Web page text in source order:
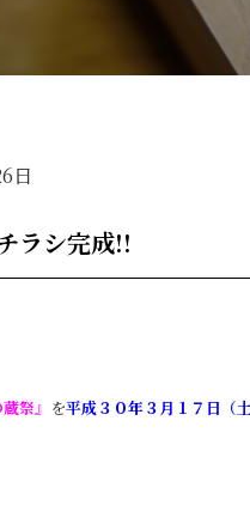
日
ラシ完成!!
祭』 を平成３０年３月１７日（